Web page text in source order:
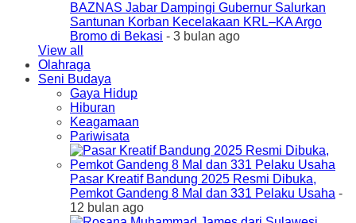
BAZNAS Jabar Dampingi Gubernur Salurkan
Santunan Korban Kecelakaan KRL–KA Argo
Bromo di Bekasi - 3 bulan ago
View all
Olahraga
Seni Budaya
Gaya Hidup
Hiburan
Keagamaan
Pariwisata
Pasar Kreatif Bandung 2025 Resmi Dibuka,
Pemkot Gandeng 8 Mal dan 331 Pelaku Usaha -
12 bulan ago